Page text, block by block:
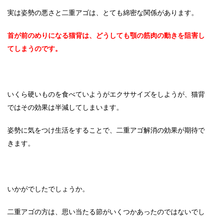
実は姿勢の悪さと二重アゴは、とても綿密な関係があります。
首が前のめりになる猫背は、どうしても顎の筋肉の動きを阻害し
てしまうのです。
いくら硬いものを食べていようがエクササイズをしようが、猫背
ではその効果は半減してしまいます。
姿勢に気をつけ生活をすることで、二重アゴ解消の効果が期待で
きます。
いかがでしたでしょうか。
二重アゴの方は、思い当たる節がいくつかあったのではないでし